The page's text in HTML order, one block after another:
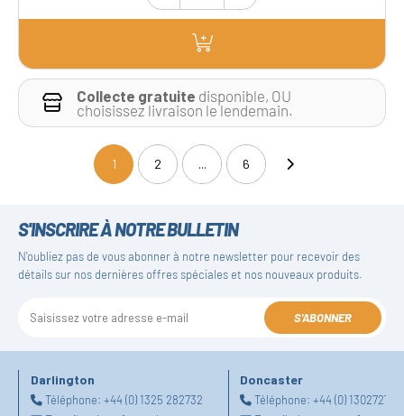
Collecte gratuite disponible, OU
choisissez livraison le lendemain.
1(current)2 ... 6
S'INSCRIRE À NOTRE BULLETIN
N'oubliez pas de vous abonner à notre newsletter pour recevoir des
détails sur nos dernières offres spéciales et nos nouveaux produits.
S'ABONNER
Darlington
Téléphone: +44 (0) 1325 282732
Doncaster
Téléphone:+44 (0)